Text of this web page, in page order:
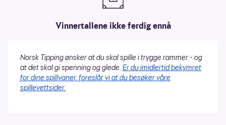
Vinnertallene ikke ferdig ennå
Norsk Tipping ønsker at du skal spille i trygge rammer - og
at det skal gi spenning og glede. Er du imidlertid bekymret
for dine spillvaner, foreslår vi at du besøker våre
spillevettsider.